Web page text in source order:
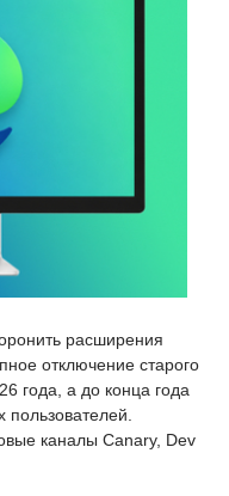
расширения
отключение старого
года, а до конца года
каналы Canary, Dev